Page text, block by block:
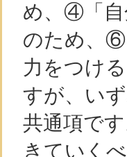
め、④「自
のため、⑥
力をつけ
すが、い
共通項で
きていく